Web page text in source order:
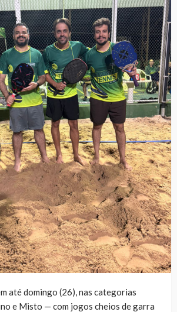
até domingo (26), nas categorias
e Misto — com jogos cheios de garra